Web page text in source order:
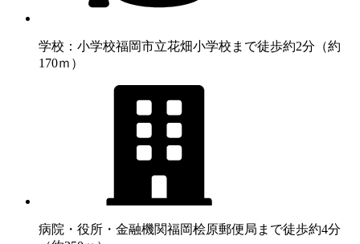
学校：小学校福岡市立花畑小学校まで徒歩約2分（約
170ｍ）
病院・役所・金融機関福岡桧原郵便局まで徒歩約4分